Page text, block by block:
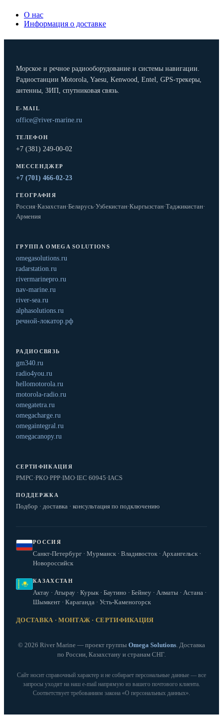
О нас
Информация о доставке
Морское и речное радиооборудование и системы навигации.
Радиостанции Motorola, Yaesu, Kenwood, Entel, GPS-трекеры,
антенны, ЗИП, спутниковая связь.
E-MAIL
office@river-marine.ru
ТЕЛЕФОН
+7 (381) 249-00-02
МЕССЕНДЖЕР
+7 (701) 466-02-23
ГЕОГРАФИЯ
Россия·Казахстан·Беларусь·Узбекистан·Кыргызстан·Таджикистан·
Армения
ГРУППА OMEGA SOLUTIONS
omegasolutions.ru
radarstation.ru
rivermarinepro.ru
nav-marine.ru
river-sea.ru
alphasolutions.ru
речной-локатор.рф
РАДИОСВЯЗЬ
gm340.ru
radio4you.ru
hellomotorola.ru
motorola-radio.ru
omegatetra.ru
omegacharge.ru
omegaintegral.ru
omegacanopy.ru
СЕРТИФИКАЦИЯ
РМРС·РКО·РРР·IMO·IEC 60945·IACS
ПОДДЕРЖКА
Подбор · доставка · консультация по подключению
РОССИЯ
Санкт-Петербург · Мурманск · Владивосток · Архангельск ·
Новороссийск
КАЗАХСТАН
Актау · Атырау · Курык · Баутино · Бейнеу · Алматы · Астана ·
Шымкент · Караганда · Усть-Каменогорск
ДОСТАВКА · МОНТАЖ · СЕРТИФИКАЦИЯ
© 2026 River Marine — проект группы Omega Solutions. Доставка
по России, Казахстану и странам СНГ.
Сайт носит справочный характер и не собирает персональные данные — все
запросы уходят на наш e‑mail напрямую из вашего почтового клиента.
Соответствует требованиям закона «О персональных данных».